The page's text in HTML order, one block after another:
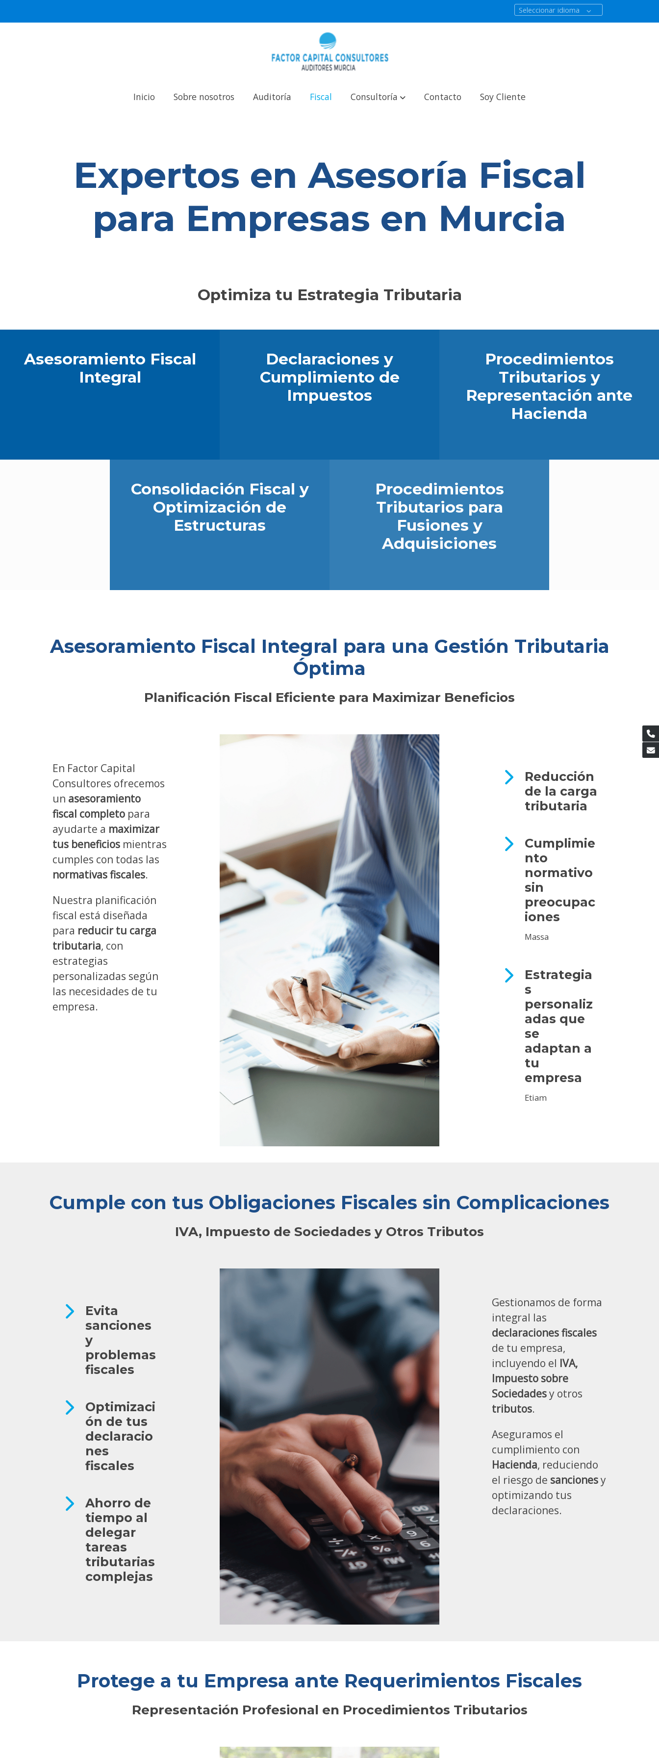
Seleccionar idioma
Inicio Sobre nosotros Auditoría Fiscal Consultoría Contacto Soy Cliente
Expertos en Asesoría Fiscal
para Empresas en Murcia
Optimiza tu Estrategia Tributaria
Asesoramiento Fiscal
Integral
Declaraciones y
Cumplimiento de
Impuestos
Procedimientos
Tributarios y
Representación ante
Hacienda
Consolidación Fiscal y
Optimización de
Estructuras
Procedimientos
Tributarios para
Fusiones y
Adquisiciones
Asesoramiento Fiscal Integral para una Gestión Tributaria
Óptima
Planificación Fiscal Eficiente para Maximizar Beneficios
Reducción
de la carga
tributaria
Cumplimie
nto
normativo
sin
preocupac
iones
Massa
Estrategia
s
personaliz
adas que
se
adaptan a
tu
empresa
Etiam
En Factor Capital
Consultores ofrecemos
un asesoramiento
fiscal completopara
ayudarte a maximizar
tus beneficiosmientras
cumples con todas las
normativas fiscales.
Nuestra planificación
fiscal está diseñada
para reducir tu carga
tributaria, con
estrategias
personalizadas según
las necesidades de tu
empresa.
Cumple con tus Obligaciones Fiscales sin Complicaciones
IVA, Impuesto de Sociedades y Otros Tributos
Evita
sanciones
y
problemas
fiscales
Optimizaci
ón de tus
declaracio
nes
fiscales
Ahorro de
tiempo al
delegar
tareas
tributarias
complejas
Gestionamos de forma
integral las
declaraciones fiscales
de tu empresa,
incluyendo el IVA,
Impuesto sobre
Sociedadesy otros
tributos.
Aseguramos el
cumplimiento con
Hacienda, reduciendo
el riesgo de sancionesy
optimizando tus
declaraciones.
Protege a tu Empresa ante Requerimientos Fiscales
Representación Profesional en Procedimientos Tributarios